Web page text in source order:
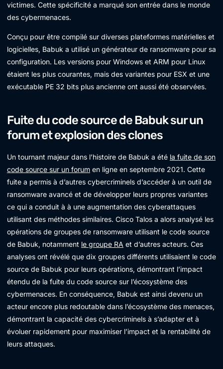
victimes. Cette spécificité a marqué son entrée dans le monde
des cybermenaces.
Conçu pour être compilé sur diverses plateformes matérielles et
logicielles, Babuk a utilisé un générateur de ransomware pour sa
configuration. Les versions pour Windows et ARM pour Linux
étaient les plus courantes, mais des variantes pour ESX et une
exécutable PE 32 bits plus ancienne ont aussi été observées.
Fuite du code source de Babuk sur un
forum et explosion des clones
Un tournant majeur dans l’histoire de Babuk a été la fuite de son
code source sur un forum en ligne en septembre 2021. Cette
fuite a permis à d’autres cybercriminels d’accéder à un outil de
ransomware avancé et de développer leurs propres variantes
ce qui a conduit à à une augmentation des cyberattaques
utilisant des méthodes similaires. Cisco Talos a alors analysé les
opérations de groupes de ransomware utilisant le code source
de Babuk, notamment le groupe RA et d’autres acteurs. Ces
analyses ont révélé que dix groupes différents utilisaient le code
source de Babuk pour leurs opérations, démontrant l’impact
étendu de la fuite du code source sur l’écosystème des
cybermenaces. En conséquence, Babuk est ainsi devenu un
acteur encore plus redoutable dans l’écosystème des menaces,
démontrant la capacité des cybercriminels à s’adapter et à
évoluer rapidement pour maximiser l’impact et la rentabilité de
leurs attaques.